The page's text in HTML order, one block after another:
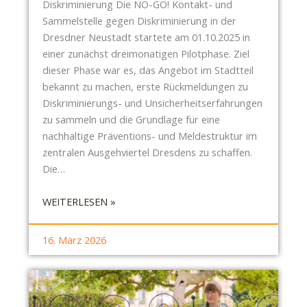
L
A
N
Z
K
Ü
B
E
L
F
D
E
E
S
Diskriminierung Die NO-GO! Kontakt- und
Sammelstelle gegen Diskriminierung in der
Dresdner Neustadt startete am 01.10.2025 in
einer zunächst dreimonatigen Pilotphase. Ziel
dieser Phase war es, das Angebot im Stadtteil
bekannt zu machen, erste Rückmeldungen zu
Diskriminierungs- und Unsicherheitserfahrungen
zu sammeln und die Grundlage für eine
nachhaltige Präventions- und Meldestruktur im
zentralen Ausgehviertel Dresdens zu schaffen.
Die…
WEITERLESEN »:
-
B
E
16. März 2026